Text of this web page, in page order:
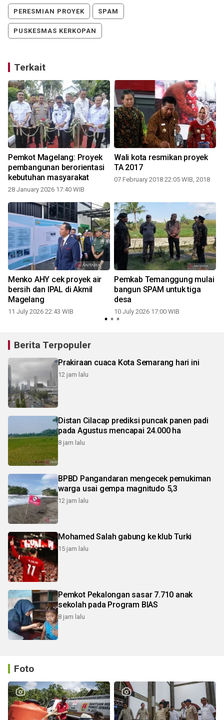
PERESMIAN PROYEK SPAM
PUSKESMAS KERKOPAN
Terkait
Pemkot Magelang: Proyek
pembangunan berorientasi
kebutuhan masyarakat
28 January 2026 17:40 WIB
Wali kota resmikan proyek
TA 2017
07 February 2018 22:05 WIB, 2018
Menko AHY cek proyek air
bersih dan IPAL di Akmil
Magelang
11 July 2026 22:43 WIB
Pemkab Temanggung mulai
bangun SPAM untuk tiga
desa
10 July 2026 17:00 WIB
Berita Terpopuler
Prakiraan cuaca Kota Semarang hari ini
12 jam lalu
Distan Cilacap prediksi puncak panen padi
pada Agustus mencapai 24.000 ha
8 jam lalu
BPBD Pangandaran mengecek pemukiman
warga usai gempa magnitudo 5,3
12 jam lalu
Mohamed Salah gabung ke klub Turki
15 jam lalu
Pemkot Pekalongan sasar 7.710 anak
sekolah pada Program BIAS
8 jam lalu
Foto